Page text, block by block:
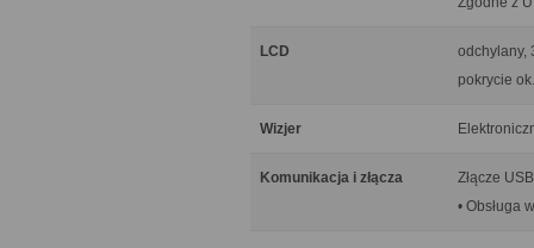
LCD
odchylany,
pokrycie
Wizjer
Komunikacja i złącza
Złącze
• Obsługa